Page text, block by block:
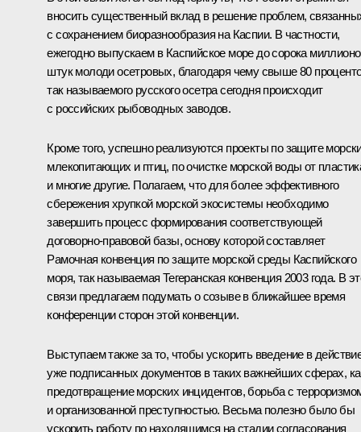
вносить существенный вклад в решение проблем,
с сохранением биоразнообразия на Каспии. В частности,
ежегодно выпускаем в Каспийское море до сорока
штук молоди осетровых, благодаря чему свыше 80
так называемого русского осетра сегодня происходит
с российских рыбоводных заводов.
Кроме того, успешно реализуются проекты по защите
млекопитающих и птиц, по очистке морской воды от
и многие другие. Полагаем, что для более эффективного
сбережения хрупкой морской экосистемы необходимо
завершить процесс формирования соответствующей
договорно-правовой базы, основу которой составляет
Рамочная конвенция по защите морской среды Каспийского
моря, так называемая Тегеранская конвенция 2003 года. В
связи предлагаем подумать о созыве в ближайшее время
конференции сторон этой конвенции.
Выступаем также за то, чтобы ускорить введение в
уже подписанных документов в таких важнейших сферах,
предотвращение морских инцидентов, борьба с
и организованной преступностью. Весьма полезно было бы
ускорить работу по находящимся на стадии согласования